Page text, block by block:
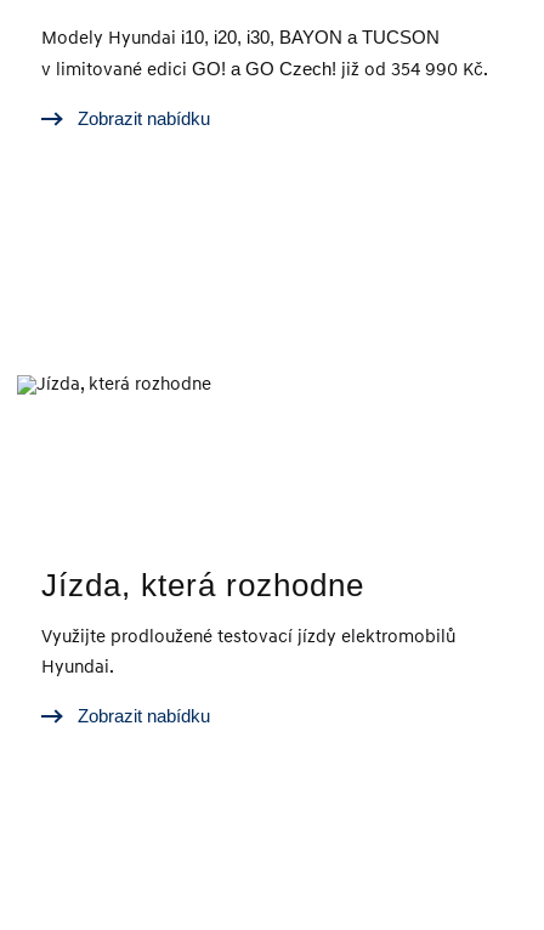
Modely Hyundai i10, i20, i30, BAYON a TUCSON
v limitované edici GO! a GO Czech! již od 354 990 Kč.
Zobrazit nabídku
Jízda, která rozhodne
Využijte prodloužené testovací jízdy elektromobilů
Hyundai.
Zobrazit nabídku